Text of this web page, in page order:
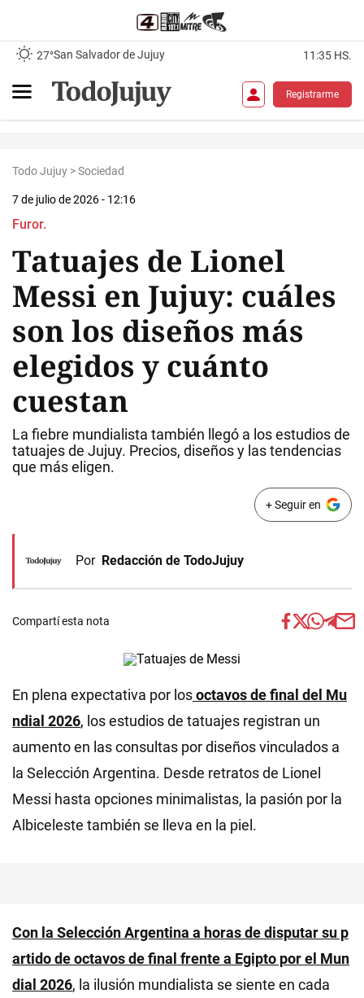
27°San Salvador de Jujuy 11:35 HS.
Registrarme
Todo Jujuy >Sociedad
7 de julio de 2026 - 12:16
Furor.
Tatuajes de Lionel
Messi en Jujuy: cuáles
son los diseños más
elegidos y cuánto
cuestan
La fiebre mundialista también llegó a los estudios de
tatuajes de Jujuy. Precios, diseños y las tendencias
que más eligen.
+ Seguir en
Por Redacción de TodoJujuy
Compartí esta nota
En plena expectativa por losoctavos de final del Mu
ndial 2026, los estudios de tatuajes registran un
aumento en las consultas por diseños vinculados a
la Selección Argentina. Desde retratos de Lionel
Messi hasta opciones minimalistas, la pasión por la
Albiceleste también se lleva en la piel.
Con la Selección Argentina a horas de disputar su p
artido de octavos de final frente a Egipto por el Mun
dial 2026, la ilusión mundialista se siente en cada